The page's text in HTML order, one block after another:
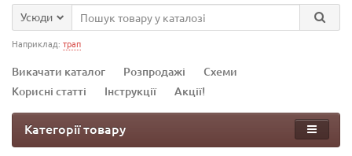
Усюди
Наприклад: трап
Викачати каталог Розпродажі
Схеми
Корисні статті
Інструкції Акції!
Категорії товару